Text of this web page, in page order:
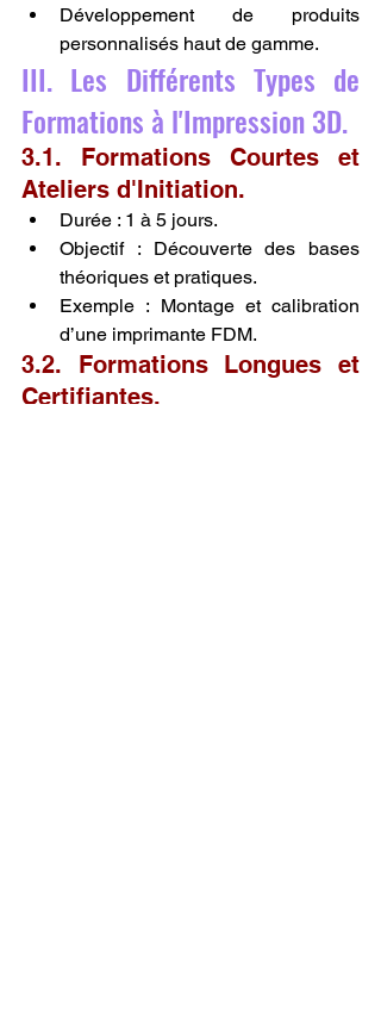
Développement de produits
personnalisés haut de gamme.
III. Les Différents Types de
Formations à l'Impression 3D.
3.1. Formations Courtes et
Ateliers d'Initiation.
Durée : 1 à 5 jours.
Objectif : Découverte des bases
théoriques et pratiques.
Exemple : Montage et calibration
d’une imprimante FDM.
3.2. Formations Longues et
Certifiantes.